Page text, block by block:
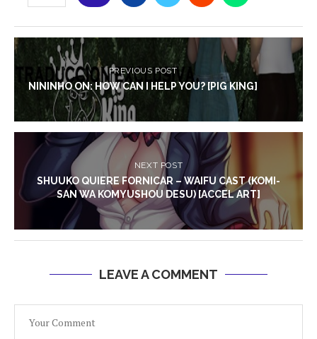
PREVIOUS POST
NININHO ON: HOW CAN I HELP YOU? [PIG KING]
NEXT POST
SHUUKO QUIERE FORNICAR – WAIFU CAST (KOMI-
SAN WA KOMYUSHOU DESU) [ACCEL ART]
LEAVE A COMMENT